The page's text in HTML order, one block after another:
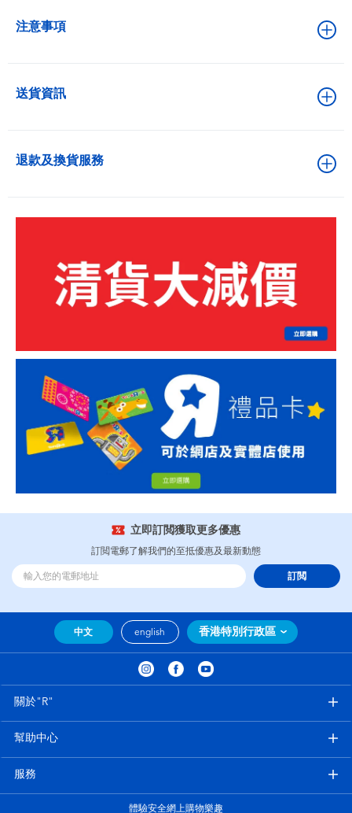
注意事項
送貨資訊
退款及換貨服務
立即訂閲獲取更多優惠
訂閲電郵了解我們的至抵優惠及最新動態
訂閲
中文 english 香港特別行政區
關於"R"
幫助中心
服務
體驗安全網上購物樂趣